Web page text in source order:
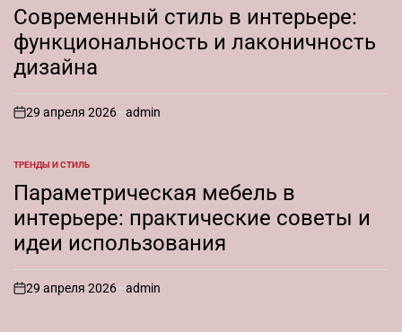
Современный стиль в интерьере:
функциональность и лаконичность
дизайна
on
29 апреля 2026 admin
ОПУБЛИКОВАНО
В
ТРЕНДЫ И СТИЛЬ
Параметрическая мебель в
интерьере: практические советы и
идеи использования
on
29 апреля 2026 admin